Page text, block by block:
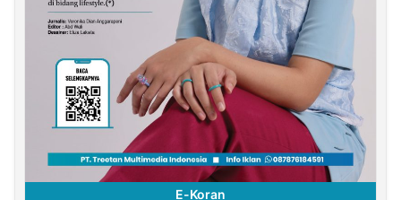
E-Koran